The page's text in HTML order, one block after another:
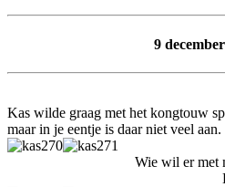
9
Kas wilde graag met het kongtouw
maar in je eentje is daar niet veel aan.
Wie wil er
Luuk wil wel